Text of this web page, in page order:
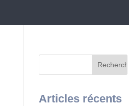
Articles récents